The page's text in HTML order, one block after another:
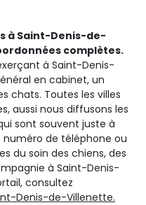
à Saint-Denis-de-
complètes.
à Saint-Denis-
en cabinet, un
chats. Toutes les villes
aussi nous diffusons les
sont souvent juste à
de téléphone ou
du soin des chiens, des
à Saint-Denis-
consultez
Denis-de-Villenette.